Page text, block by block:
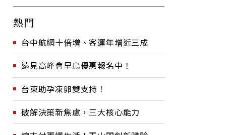
熱門
台中航網十倍增、客運年增近三成
遠見高峰會早鳥優惠報名中！
台東助孕凍卵雙支持！
破解決策新焦慮，三大核心能力